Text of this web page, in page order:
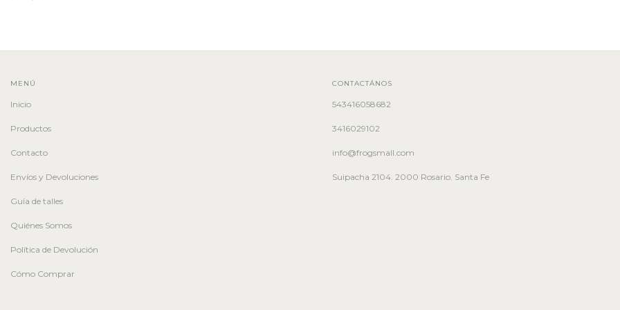
MENÚ
Inicio
Productos
Contacto
Envíos y Devoluciones
Guía de talles
Quiénes Somos
Política de Devolución
Cómo Comprar
CONTACTÁNOS
543416058682
3416029102
info@frogsmall.com
Suipacha 2104. 2000 Rosario. Santa Fe